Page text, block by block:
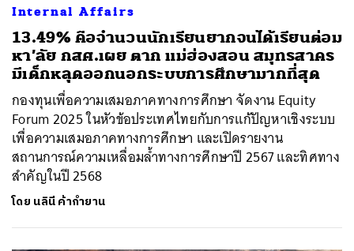
Internal Affairs
13.49% คือจำนวนนักเรียนยากจนได้เรียนต่อม
หา’ลัย กสศ.เผย ตาก แม่ฮ่องสอน สมุทรสาคร
มีเด็กหลุดออกนอกระบบการศึกษามากที่สุด
กองทุนเพื่อความเสมอภาคทางการศึกษา จัดงาน Equity
Forum 2025 ในหัวข้อประเทศไทยกับการแก้ปัญหาเชิงระบบ
เพื่อความเสมอภาคทางการศึกษา และเปิดรายงาน
สถานการณ์ความเหลื่อมล้ำทางการศึกษาปี 2567 และทิศทาง
สำคัญในปี 2568
โดย นลินี ค้ากำยาน